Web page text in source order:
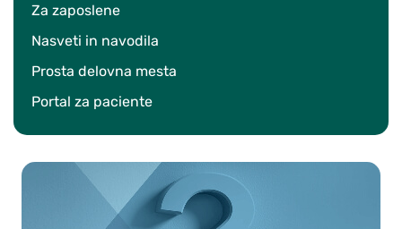
Za zaposlene
Nasveti in navodila
Prosta delovna mesta
Portal za paciente